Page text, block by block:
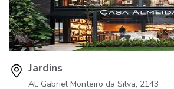
Jardins
Al. Gabriel Monteiro da Silva, 2143